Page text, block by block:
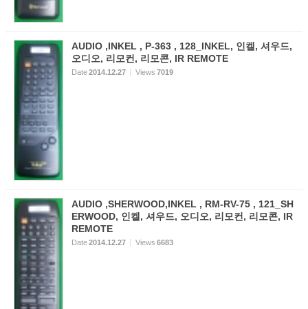
AUDIO ,INKEL , P-363 , 128_INKEL, 인켈, 셔우드,
오디오, 리모컨, 리모콘, IR REMOTE
Date2014.12.27 Views 7019
AUDIO ,SHERWOOD,INKEL , RM-RV-75 , 121_SH
ERWOOD, 인켈, 셔우드, 오디오, 리모컨, 리모콘, IR
REMOTE
Date2014.12.27 Views 6683